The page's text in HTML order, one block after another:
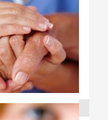
۲ خرداد ۱۳۹۹